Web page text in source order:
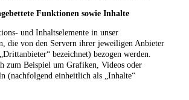
Funktionen sowie Inhalte
und Inhaltselemente in unser
die von den Servern ihrer jeweiligen Anbieter
bezeichnet) bezogen werden.
zum Beispiel um Grafiken, Videos oder
(nachfolgend einheitlich als „Inhalte“